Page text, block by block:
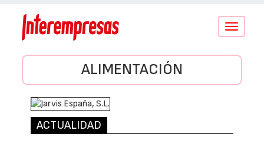
Conmutar
ALIMENTACIÓN
ACTUALIDAD